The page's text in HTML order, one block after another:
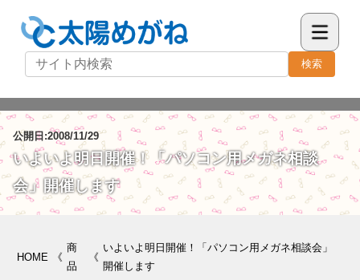
検索
公開日:2008/11/29
いよいよ明日開催！「パソコン用メガネ相談
会」開催します
HOME 《
商
品
《
いよいよ明日開催！「パソコン用メガネ相談会」
開催します